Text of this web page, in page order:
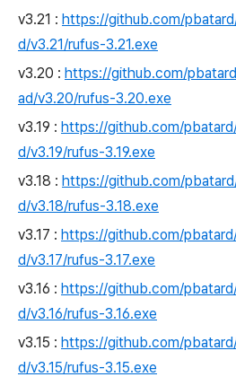
v3.21 : https://github.com/
d/v3.21/rufus-3.21.exe
v3.20 : https://github.com/
ad/v3.20/rufus-3.20.exe
v3.19 : https://github.com/
d/v3.19/rufus-3.19.exe
v3.18 : https://github.com/
d/v3.18/rufus-3.18.exe
v3.17 : https://github.com/
d/v3.17/rufus-3.17.exe
v3.16 : https://github.com/
d/v3.16/rufus-3.16.exe
v3.15 : https://github.com/
d/v3.15/rufus-3.15.exe